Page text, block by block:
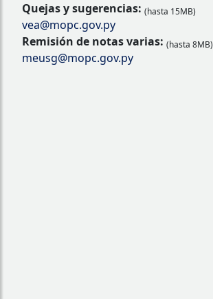
Quejas y sugerencias: (hasta 15MB)
vea@mopc.gov.py
Remisión de notas varias: (hasta 8MB)
meusg@mopc.gov.py